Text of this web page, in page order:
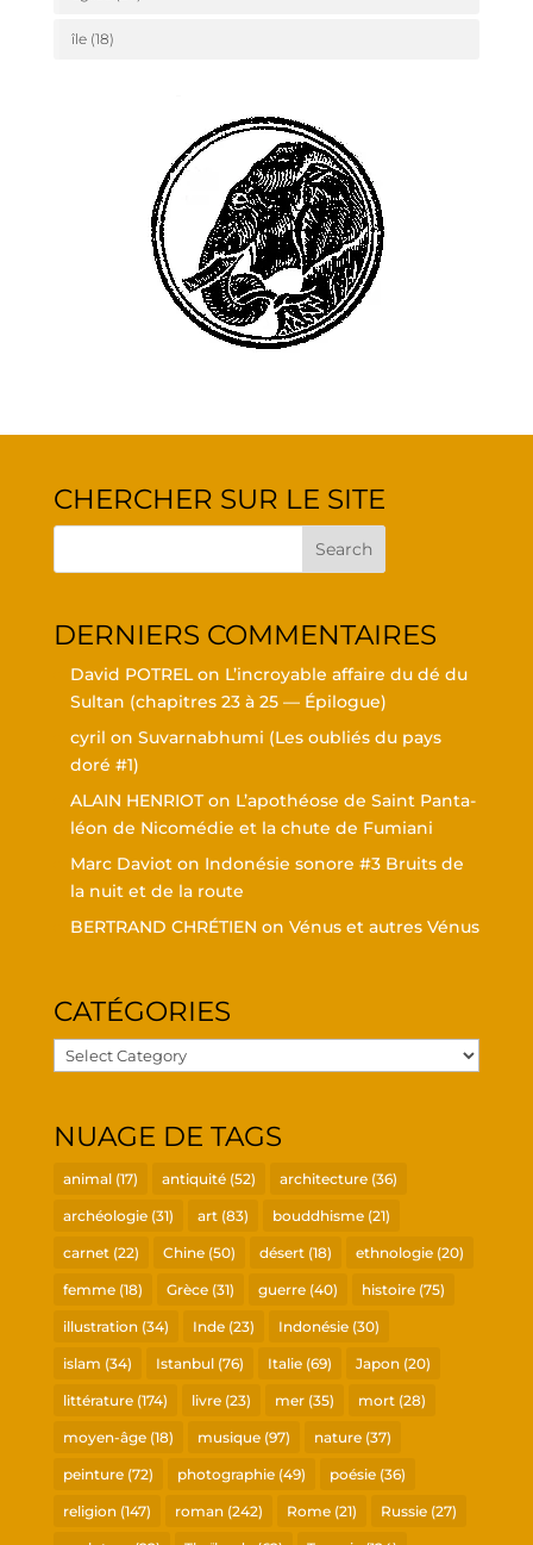
île(18)
CHER­CHER SUR LE SITE
DER­NIERS COMMENTAIRES
David POTRELon L’in­croyable affaire du dé du
Sul­tan (cha­pitres 23 à 25 — Épilogue)
cyril on Suvar­nabhu­mi (Les oubliés du pays
doré #1)
ALAIN HENRIOTon L’a­po­théose de Saint Pan­ta­
léon de Nico­mé­die et la chute de Fumiani
Marc Davioton Indo­né­sie sonore #3 Bruits de
la nuit et de la route
BERTRAND CHRÉTIEN on Vénus et autres Vénus
CATÉ­GO­RIES
Caté­
go­
NUAGE DE TAGS
animal(17) antiquité(52) architecture(36)
archéologie(31) art(83) bouddhisme(21)
carnet(22) Chine(50) désert(18) ethnologie(20)
femme(18) Grèce(31) guerre(40) histoire(75)
illustration(34) Inde(23) Indonésie(30)
islam (34) Istanbul(76) Italie(69) Japon(20)
littérature(174) livre(23) mer(35) mort(28)
moyen-âge(18) musique(97) nature(37)
peinture(72) photographie(49) poésie(36)
religion(147) roman(242) Rome(21) Russie(27)